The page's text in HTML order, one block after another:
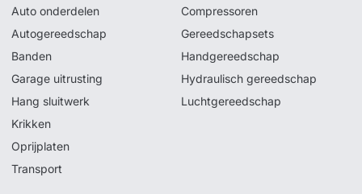
Auto onderdelen
Autogereedschap
Banden
Garage uitrusting
Hang sluitwerk
Krikken
Oprijplaten
Transport
Compressoren
Gereedschapsets
Handgereedschap
Hydraulisch gereedschap
Luchtgereedschap